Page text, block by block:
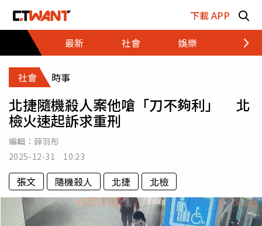
下載 APP
最新
社會 娛樂 財經
社會 時事
北捷隨機殺人案他嗆「刀不夠利」 北
檢火速起訴求重刑
編輯： 薛羽彤
2025-12-31 10:23
張文 隨機殺人 北捷 北檢